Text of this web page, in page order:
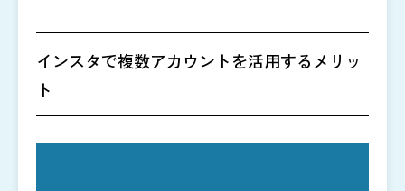
インスタで複数アカウントを活用するメリッ
ト